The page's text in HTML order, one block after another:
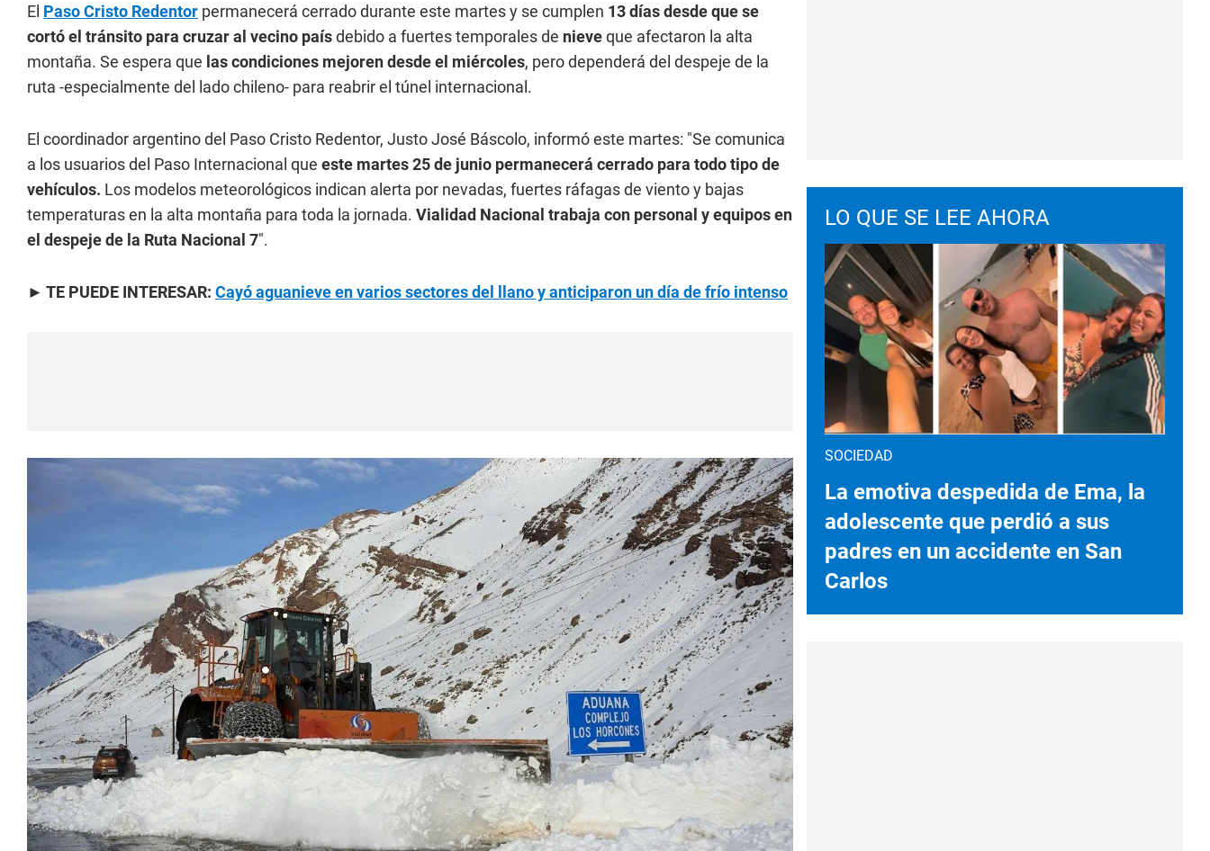
El Paso Cristo Redentor permanecerá cerrado durante este martes y se cumplen 13 días desde que se
cortó el tránsito para cruzar al vecino paísdebido a fuertes temporales de nieveque afectaron la alta
montaña. Se espera que las condiciones mejoren desde el miércoles, pero dependerá del despeje de la
ruta -especialmente del lado chileno- para reabrir el túnel internacional.
El coordinador argentino del Paso Cristo Redentor, Justo José Báscolo, informó este martes: "Se comunica
a los usuarios del Paso Internacional que este martes 25 de junio permanecerá cerrado para todo tipo de
vehículos. Los modelos meteorológicos indican alerta por nevadas, fuertes ráfagas de viento y bajas
temperaturas en la alta montaña para toda la jornada. Vialidad Nacional trabaja con personal y equipos en
el despeje de la Ruta Nacional 7".
► TE PUEDE INTERESAR: Cayó aguanieve en varios sectores del llano y anticiparon un día de frío intenso
LO QUE SE LEE AHORA
SOCIEDAD
La emotiva despedida de Ema, la
adolescente que perdió a sus
padres en un accidente en San
Carlos